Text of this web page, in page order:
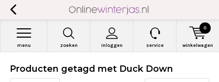
zoeken inloggen
menu service winkelwagen
0
Producten getagd met Duck Down